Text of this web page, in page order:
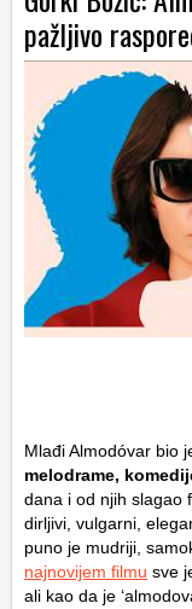
pažljivo
Mlađi Almodóvar bio
melodrame,
dana i od njih slagao
dirljivi, vulgarni,
puno je mudriji,
najnovijem filmu sve
ali kao da je